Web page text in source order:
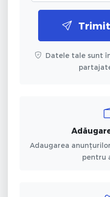
Datele tale sunt
Adaugarea
pentru